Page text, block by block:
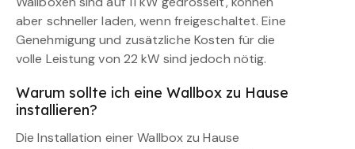
aber schneller laden, wenn freigeschaltet. Eine
Genehmigung und zusätzliche Kosten für die
volle Leistung von 22 kW sind jedoch nötig.
Warum sollte ich eine Wallbox zu Hause
installieren?
Die Installation einer Wallbox zu Hause